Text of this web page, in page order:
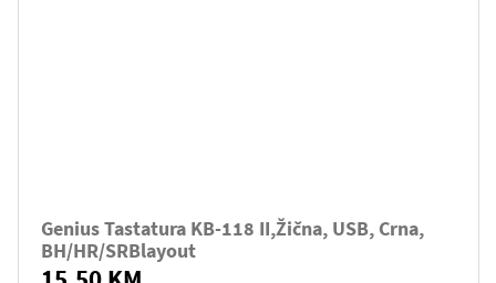
Genius Tastatura KB-118 II,žična, USB, Crna,
BH/HR/SRBlayout